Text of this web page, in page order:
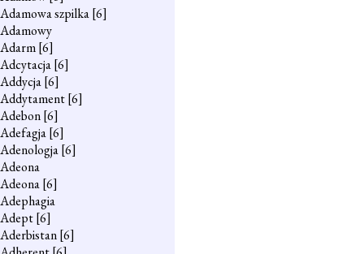
Adamowa szpilka[6]
Adamowy
Adarm[6]
Adcytacja[6]
Addycja[6]
Addytament[6]
Adebon[6]
Adefagja[6]
Adenologja[6]
Adeona
Adeona[6]
Adephagia
Adept[6]
Aderbistan[6]